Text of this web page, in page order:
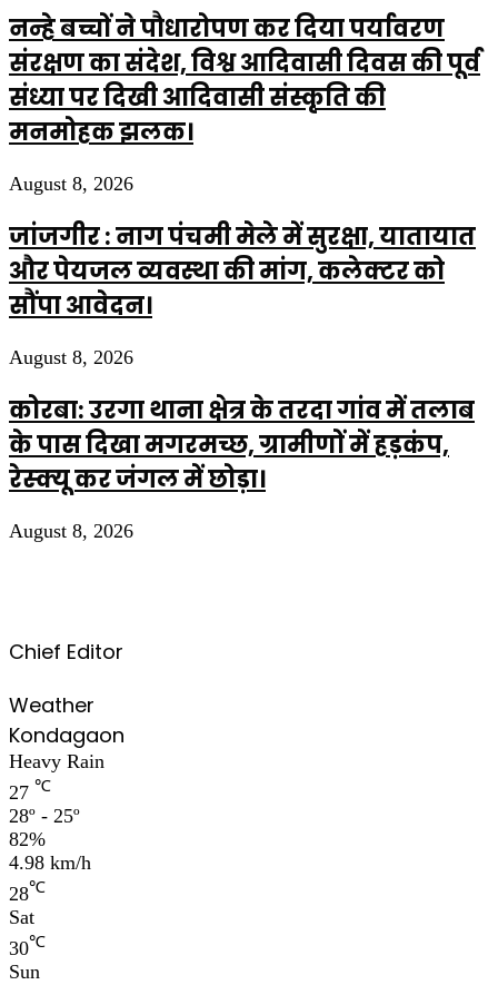
नन्हे बच्चों ने पौधारोपण कर दिया पर्यावरण
संरक्षण का संदेश, विश्व आदिवासी दिवस की पूर्व
संध्या पर दिखी आदिवासी संस्कृति की
मनमोहक झलक।
August 8, 2026
जांजगीर : नाग पंचमी मेले में सुरक्षा, यातायात
और पेयजल व्यवस्था की मांग, कलेक्टर को
सौंपा आवेदन।
August 8, 2026
कोरबा: उरगा थाना क्षेत्र के तरदा गांव में तलाब
के पास दिखा मगरमच्छ, ग्रामीणों में हड़कंप,
रेस्क्यू कर जंगल में छोड़ा।
August 8, 2026
Chief Editor
Weather
Kondagaon
Heavy Rain
27 ℃
28º - 25º
82%
4.98 km/h
28℃
Sat
30℃
Sun